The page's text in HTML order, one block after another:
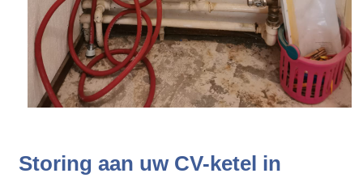
Storing aan uw CV-ketel in